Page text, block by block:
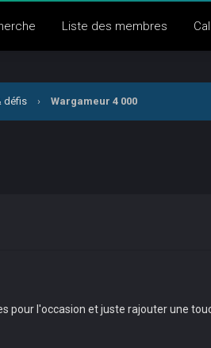
Liste des membres
défis › Wargameur 4 000
pour l'occasion et juste rajouter une